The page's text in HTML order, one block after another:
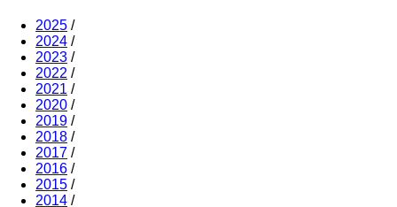
2025 /
2024 /
2023 /
2022 /
2021 /
2020 /
2019 /
2018 /
2017 /
2016 /
2015 /
2014 /